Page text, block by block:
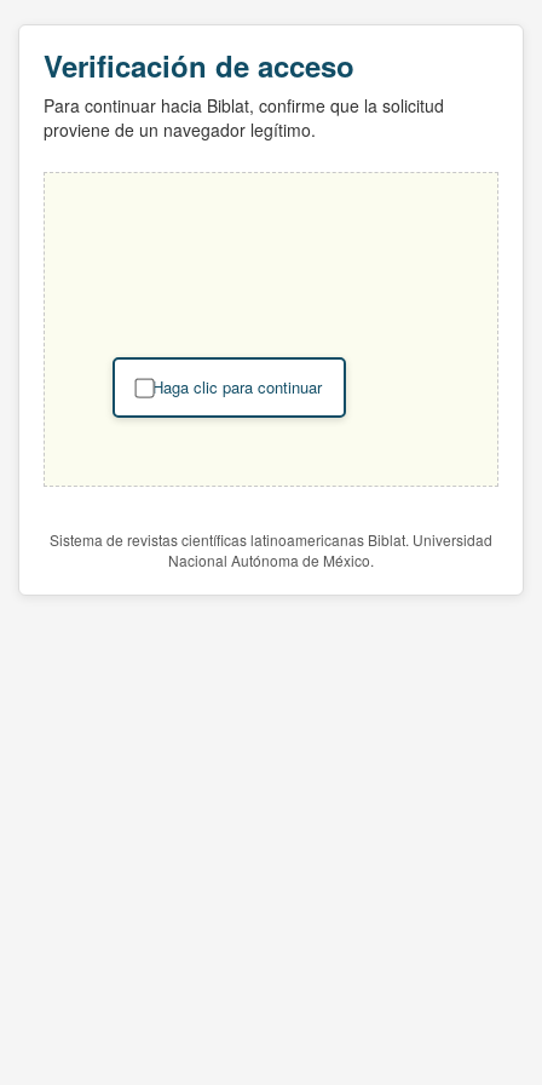
Verificación de acceso
Para continuar hacia Biblat, confirme que la solicitud
proviene de un navegador legítimo.
Haga clic para continuar
Sistema de revistas científicas latinoamericanas Biblat. Universidad
Nacional Autónoma de México.